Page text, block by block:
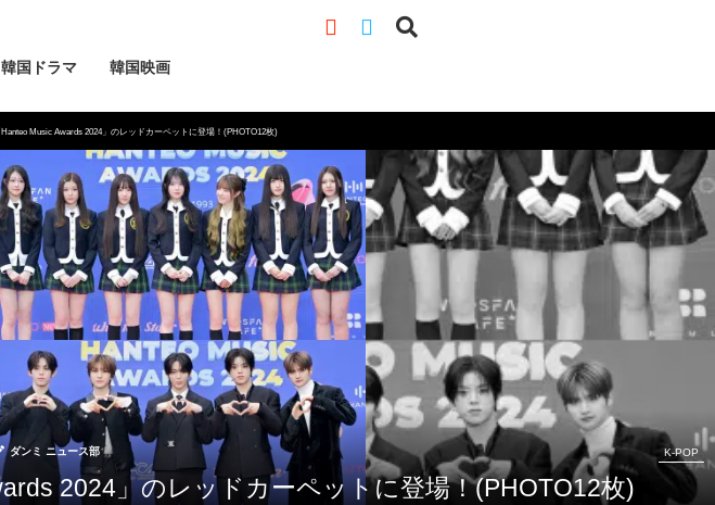
韓国ドラマ 韓国映画
Music Awards 2024」のレッドカーペットに登場！(PHOTO12枚)
ダンミ ニュース部 K-POP
2024」のレッドカーペットに登場！(PHOTO12枚)